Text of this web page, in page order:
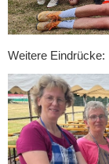
Weitere Eindrücke: